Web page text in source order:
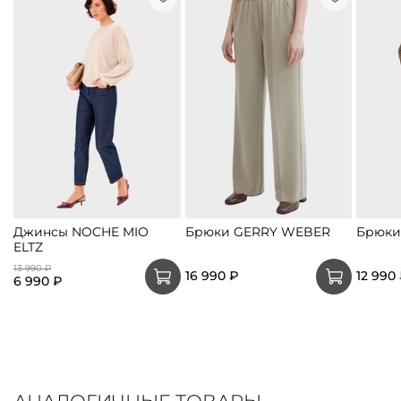
Джинсы NOCHE MIO
ELTZ
13 990 ₽
6 990 ₽
Брюки GERRY WEBER
16 990 ₽
Брюки
12 990